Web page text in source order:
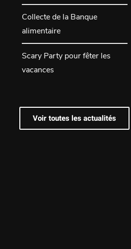
Collecte de la Banque
alimentaire
Scary Party pour fêter les
vacances
Voir toutes les actualités